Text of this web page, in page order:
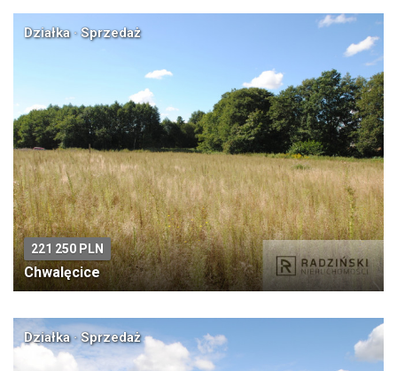
Działka · Sprzedaż
221 250 PLN
Chwalęcice
Działka · Sprzedaż